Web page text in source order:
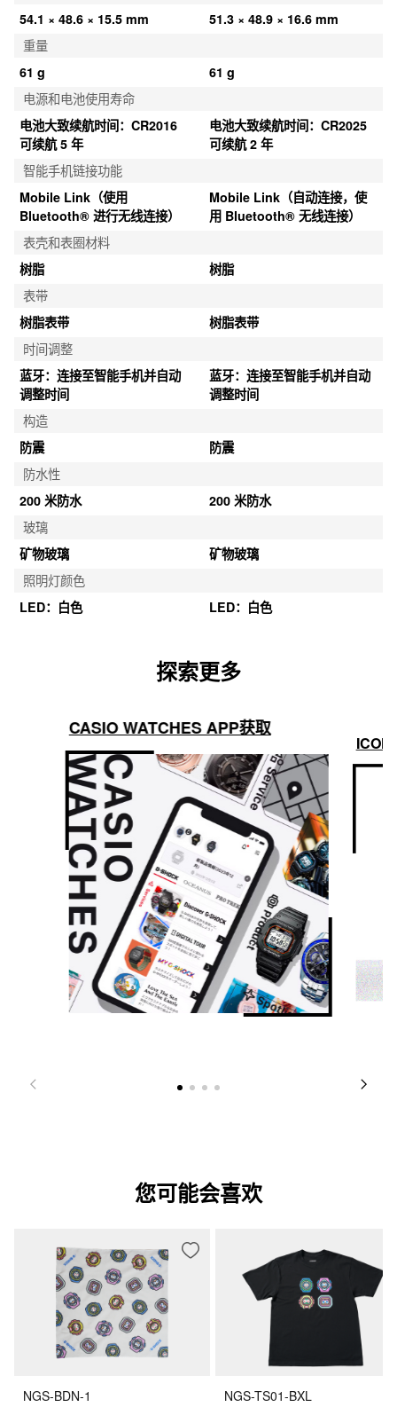
54.1 × 48.6 × 15.5 mm
51.3 × 48.9 × 16.6 mm
重量
61 g
61 g
电源和电池使用寿命
电池大致续航时间：CR2016
可续航 5 年
电池大致续航时间：CR2025
可续航 2 年
智能手机链接功能
Mobile Link（使用
Bluetooth® 进行无线连接）
Mobile Link（自动连接，使
用 Bluetooth® 无线连接）
表壳和表圈材料
树脂
树脂
表带
树脂表带
树脂表带
时间调整
蓝牙：连接至智能手机并自动
调整时间
蓝牙：连接至智能手机并自动
调整时间
构造
防震
防震
防水性
200 米防水
200 米防水
玻璃
矿物玻璃
矿物玻璃
照明灯颜色
LED：白色
LED：白色
探索更多
CASIO WATCHES APP获取
您可能会喜欢
NGS-BDN-1 NGS-TS01-BXL